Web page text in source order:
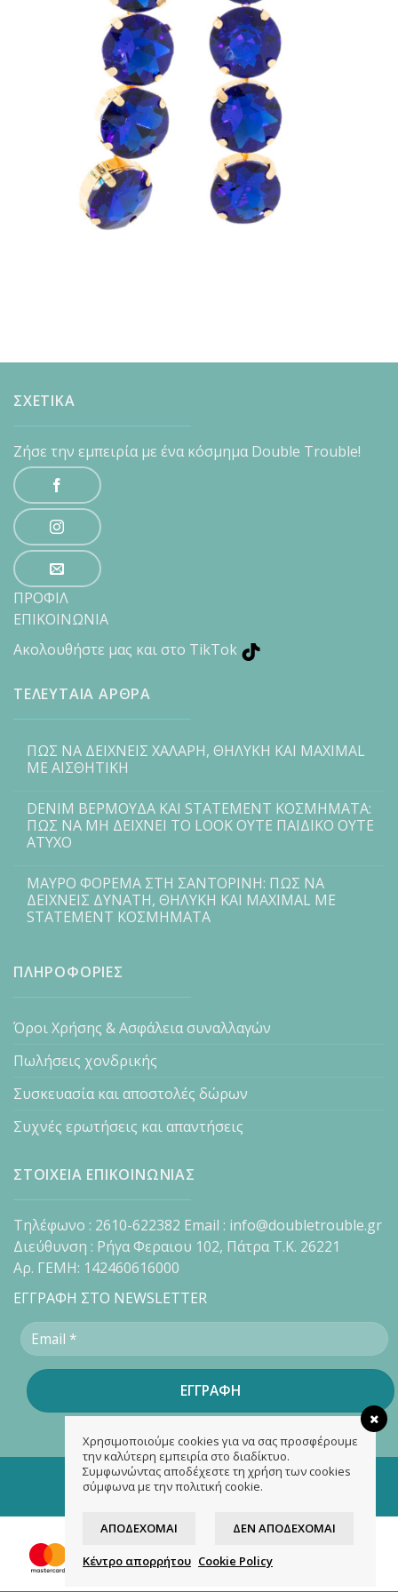
ΣΧΕΤΙΚΑ
Ζήσε την εμπειρία με ένα κόσμημα Double Trouble!
ΠΡΟΦΙΛ
ΕΠΙΚΟΙΝΩΝΙΑ
Ακολουθήστε μας και στο TikTok
ΤΕΛΕΥΤΑΙΑ ΑΡΘΡΑ
ΠΩΣ ΝΑ ΔΕΙΧΝΕΙΣ ΧΑΛΑΡΗ, ΘΗΛΥΚΗ ΚΑΙ MAXIMAL
ΜΕ ΑΙΣΘΗΤΙΚΗ
DENIM ΒΕΡΜΟΥΔΑ ΚΑΙ STATEMENT ΚΟΣΜΗΜΑΤΑ:
ΠΩΣ ΝΑ ΜΗ ΔΕΙΧΝΕΙ ΤΟ LOOK ΟΥΤΕ ΠΑΙΔΙΚΟ ΟΥΤΕ
ΑΤΥΧΟ
ΜΑΥΡΟ ΦΟΡΕΜΑ ΣΤΗ ΣΑΝΤΟΡΙΝΗ: ΠΩΣ ΝΑ
ΔΕΙΧΝΕΙΣ ΔΥΝΑΤΗ, ΘΗΛΥΚΗ ΚΑΙ MAXIMAL ΜΕ
STATEMENT ΚΟΣΜΗΜΑΤΑ
ΠΛΗΡΟΦΟΡΙΕΣ
Όροι Χρήσης & Ασφάλεια συναλλαγών
Πωλήσεις χονδρικής
Συσκευασία και αποστολές δώρων
Συχνές ερωτήσεις και απαντήσεις
ΣΤΟΙΧΕΙΑ ΕΠΙΚΟΙΝΩΝΙΑΣ
Τηλέφωνο : 2610-622382 Email : info@doubletrouble.gr
Διεύθυνση : Ρήγα Φεραιου 102, Πάτρα Τ.Κ. 26221
Αρ. ΓΕΜΗ: 142460616000
ΕΓΓΡΑΦΗ ΣΤΟ NEWSLETTER
Copyright 2026 ©doubletrouble.gr
Designed & developed by
Χρησιμοποιούμε cookies για να σας προσφέρουμε
την καλύτερη εμπειρία στο διαδίκτυο.
Συμφωνώντας αποδέχεστε τη χρήση των cookies
σύμφωνα με την πολιτική cookie.
ΑΠΟΔΈΧΟΜΑΙ ΔΕΝ ΑΠΟΔΈΧΟΜΑΙ
Κέντρο απορρήτου Cookie Policy